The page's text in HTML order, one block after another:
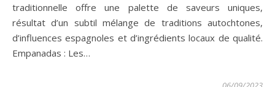
traditionnelle offre une palette de saveurs uniques,
résultat d’un subtil mélange de traditions autochtones,
d’influences espagnoles et d’ingrédients locaux de qualité.
Empanadas : Les…